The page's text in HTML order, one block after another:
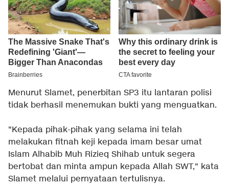
Menurut Slamet, penerbitan SP3 itu lantaran polisi
tidak berhasil menemukan bukti yang menguatkan.
"Kepada pihak-pihak yang selama ini telah
melakukan fitnah keji kepada imam besar umat
Islam Alhabib Muh Rizieq Shihab untuk segera
bertobat dan minta ampun kepada Allah SWT," kata
Slamet melalui pernyataan tertulisnya.